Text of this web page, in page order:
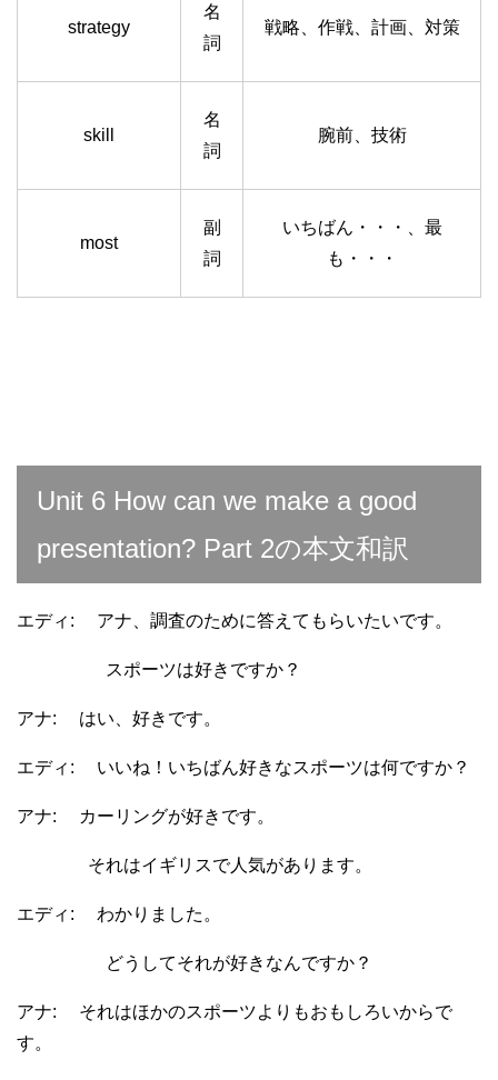
strategy
名
詞
戦略、作戦、計画、対策
skill
名
詞
腕前、技術
most
副
詞
いちばん・・・、最
も・・・
Unit 6 How can we make a good
presentation? Part 2の本文和訳
エディ: アナ、調査のために答えてもらいたいです。
スポーツは好きですか？
アナ: はい、好きです。
エディ: いいね！いちばん好きなスポーツは何ですか？
アナ: カーリングが好きです。
それはイギリスで人気があります。
エディ: わかりました。
どうしてそれが好きなんですか？
アナ: それはほかのスポーツよりもおもしろいからで
す。